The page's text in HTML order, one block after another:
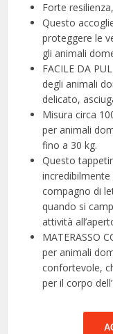
Forte
Questo
proteggere le
gli animali
FACILE DA
degli animali
delicato,
Misura circa
per animali
fino a 30 kg.
Questo
compagno di
quando si
attività
MATERASSO
per animali
confortevole,
per il corpo